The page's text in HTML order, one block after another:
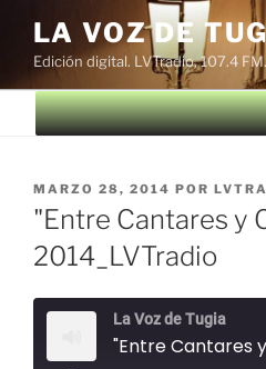
contenido
LA VOZ DE
Edición digital. LVTradio, 107.4 FM.
PUBLICADO
EL
MARZO 28, 2014 POR
"Entre Cantares y
2014_LVTradio
La Voz de Tugia